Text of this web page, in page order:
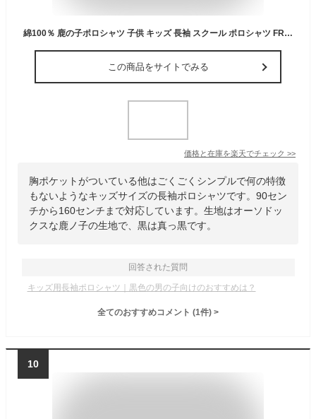
綿100％ 鹿の子ポロシャツ 子供 キッズ 長袖 スクール ポロシャツ FRAT CHAPS 90-160cm 入園 入学 通園 通学【送料無料】
この商品をサイトでみる
価格と在庫を楽天でチェック >>
胸ポケットがついている他はごくごくシンプルで何の特徴
もないようなキッズサイズの長袖ポロシャツです。90セン
チから160センチまで対応しています。生地はオーソドッ
クスな鹿ノ子の生地で、黒は真っ黒です。
回答された質問
キッズ用長袖ポロシャツ｜黒色の男の子向けのおすすめは？
全てのおすすめコメント (1件) >
10